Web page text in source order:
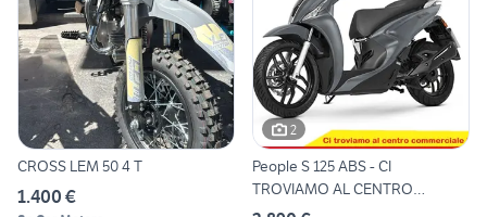
CROSS LEM 50 4 T
1.400 €
2
People S 125 ABS - CI
TROVIAMO AL CENTRO
COMMERCIA